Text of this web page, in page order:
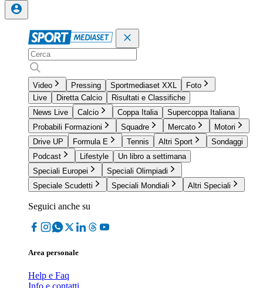
Video Pressing Sportmediaset XXL
Foto
Live
Diretta Calcio
Risultati e Classifiche
News Live
Calcio Coppa Italia
Supercoppa Italiana
Probabili Formazioni
Squadre Mercato
Motori
Drive UP
Formula E Tennis Altri Sport
Sondaggi
Podcast
Lifestyle
Un libro a settimana
Speciali Europei
Speciali Olimpiadi
Speciale Scudetti
Speciali Mondiali Altri Speciali
Seguici anche su
Area personale
Help e Faq